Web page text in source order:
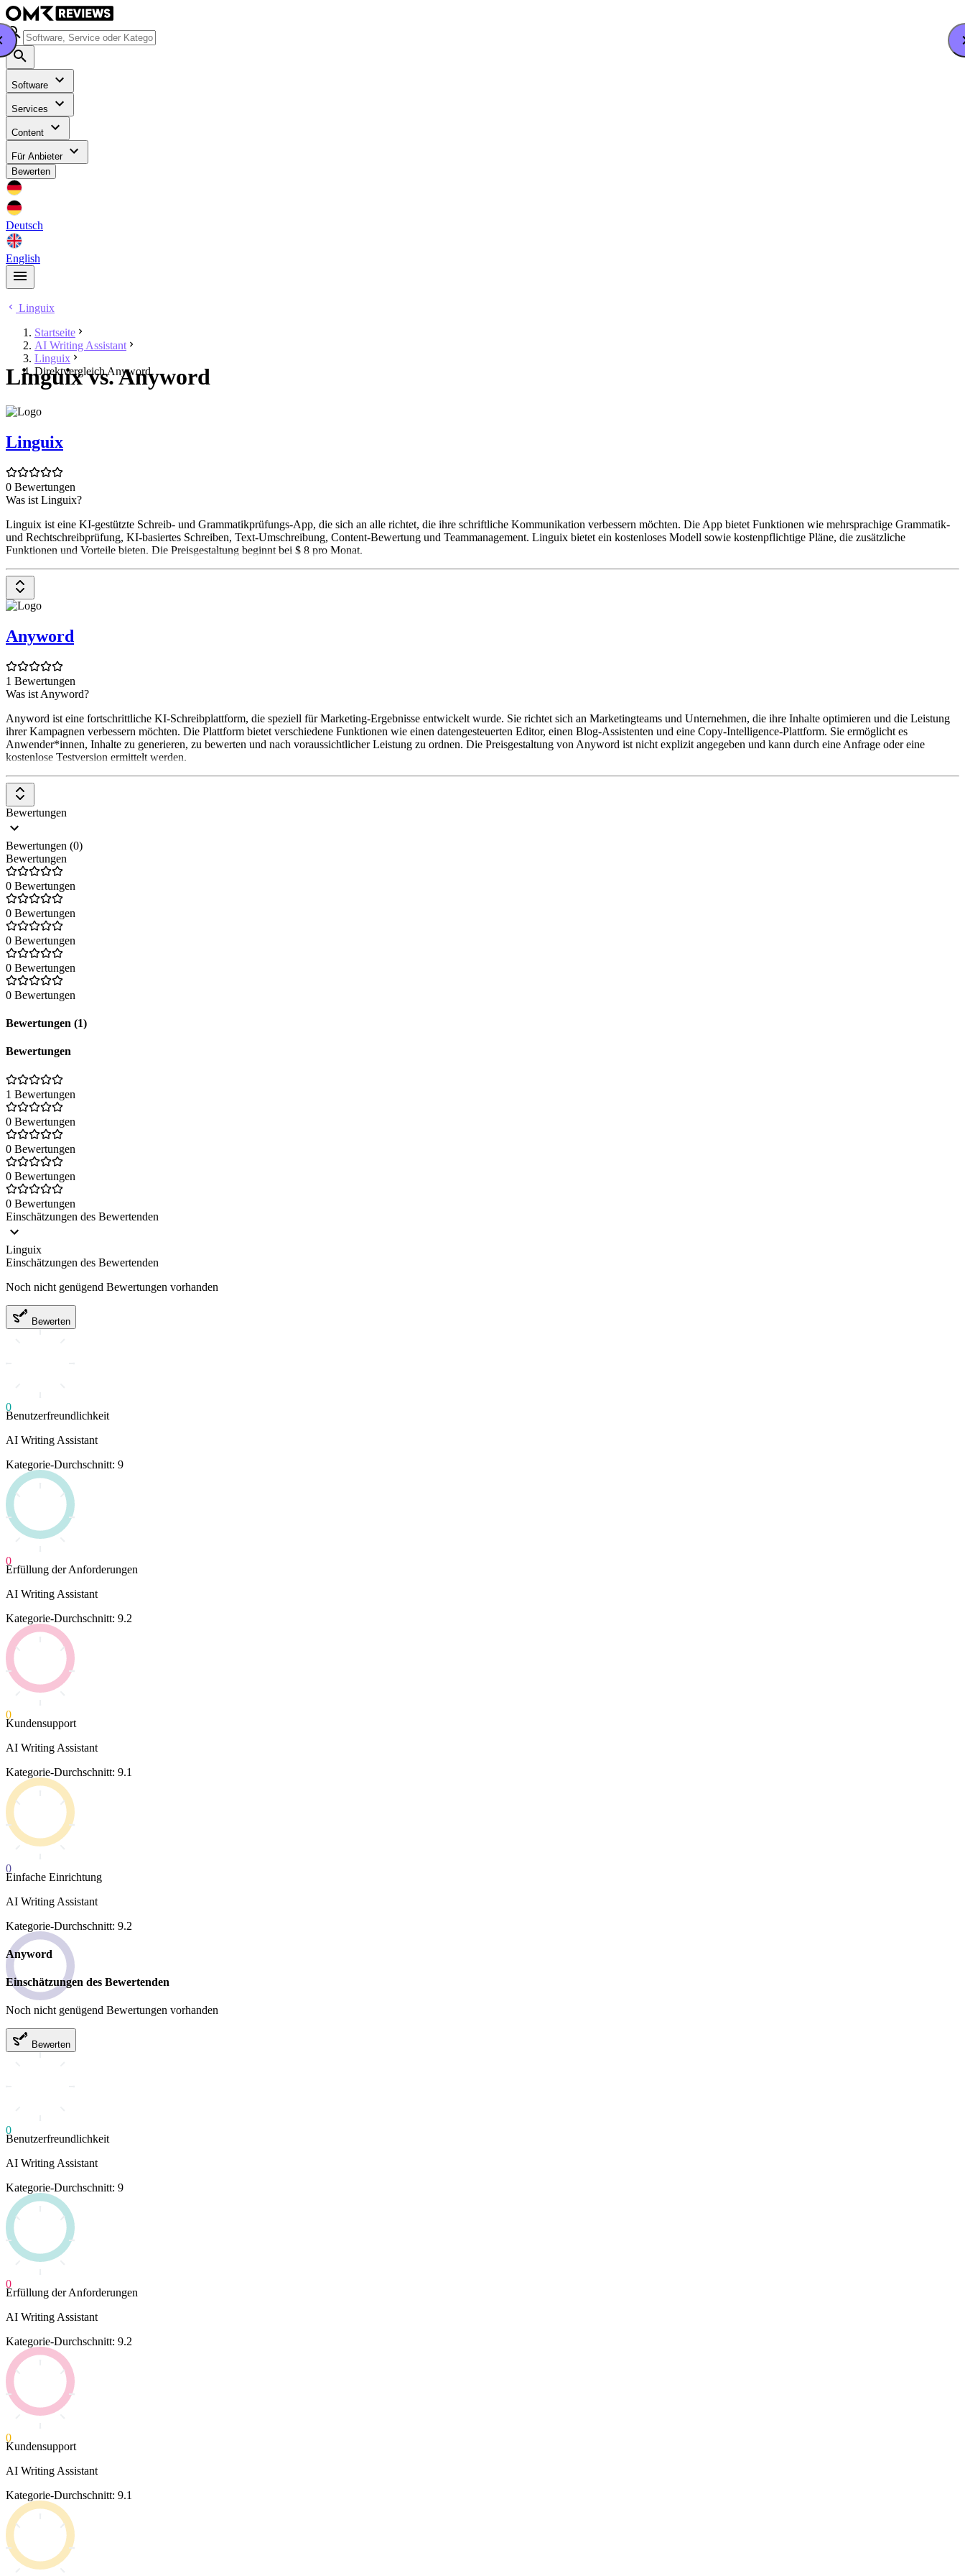
Software
Services
Content
Für Anbieter
Bewerten
Deutsch
English
Linguix
Startseite
AI Writing Assistant
Linguix
Direktvergleich Anyword
Linguix vs. Anyword
Linguix
0 Bewertungen
Was ist Linguix?
Linguix ist eine KI-gestützte Schreib- und Grammatikprüfungs-App, die sich an alle richtet, die ihre schriftliche Kommunikation verbessern möchten. Die App bietet Funktionen wie mehrsprachige Grammatik-
und Rechtschreibprüfung, KI-basiertes Schreiben, Text-Umschreibung, Content-Bewertung und Teammanagement. Linguix bietet ein kostenloses Modell sowie kostenpflichtige Pläne, die zusätzliche
Funktionen und Vorteile bieten. Die Preisgestaltung beginnt bei $ 8 pro Monat.
Anyword
1 Bewertungen
Was ist Anyword?
Anyword ist eine fortschrittliche KI-Schreibplattform, die speziell für Marketing-Ergebnisse entwickelt wurde. Sie richtet sich an Marketingteams und Unternehmen, die ihre Inhalte optimieren und die Leistung
ihrer Kampagnen verbessern möchten. Die Plattform bietet verschiedene Funktionen wie einen datengesteuerten Editor, einen Blog-Assistenten und eine Copy-Intelligence-Plattform. Sie ermöglicht es
Anwender*innen, Inhalte zu generieren, zu bewerten und nach voraussichtlicher Leistung zu ordnen. Die Preisgestaltung von Anyword ist nicht explizit angegeben und kann durch eine Anfrage oder eine
kostenlose Testversion ermittelt werden.
Bewertungen
Bewertungen (0)
Bewertungen
0 Bewertungen
0 Bewertungen
0 Bewertungen
0 Bewertungen
0 Bewertungen
Bewertungen (1)
Bewertungen
1 Bewertungen
0 Bewertungen
0 Bewertungen
0 Bewertungen
0 Bewertungen
Einschätzungen des Bewertenden
Linguix
Einschätzungen des Bewertenden
Noch nicht genügend Bewertungen vorhanden
Bewerten
0
Benutzerfreundlichkeit
AI Writing Assistant
Kategorie-Durchschnitt: 9
0
Erfüllung der Anforderungen
AI Writing Assistant
Kategorie-Durchschnitt: 9.2
0
Kundensupport
AI Writing Assistant
Kategorie-Durchschnitt: 9.1
0
Einfache Einrichtung
AI Writing Assistant
Kategorie-Durchschnitt: 9.2
Anyword
Einschätzungen des Bewertenden
Noch nicht genügend Bewertungen vorhanden
Bewerten
0
Benutzerfreundlichkeit
AI Writing Assistant
Kategorie-Durchschnitt: 9
0
Erfüllung der Anforderungen
AI Writing Assistant
Kategorie-Durchschnitt: 9.2
0
Kundensupport
AI Writing Assistant
Kategorie-Durchschnitt: 9.1